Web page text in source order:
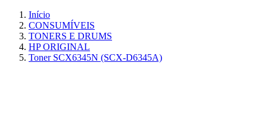
Início
CONSUMÍVEIS
TONERS E DRUMS
HP ORIGINAL
Toner SCX6345N (SCX-D6345A)